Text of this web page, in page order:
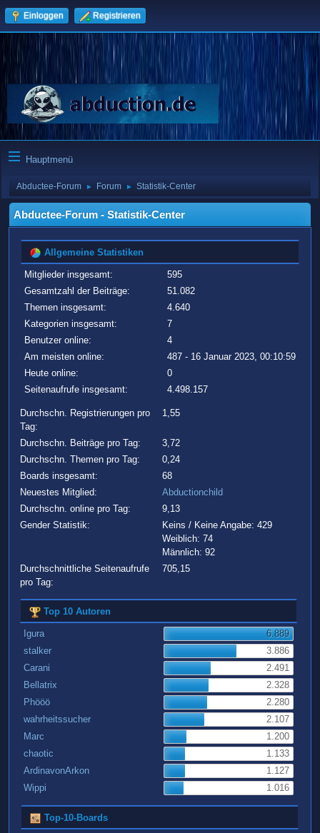
Einloggen Registrieren
Hauptmenü
Abductee-Forum ► Forum ► Statistik-Center
Abductee-Forum - Statistik-Center
Allgemeine Statistiken
Mitglieder insgesamt:
595
Gesamtzahl der Beiträge:
51.082
Themen insgesamt:
4.640
Kategorien insgesamt:
7
Benutzer online:
4
Am meisten online:
487 - 16 Januar 2023, 00:10:59
Heute online:
0
Seitenaufrufe insgesamt:
4.498.157
Durchschn. Registrierungen pro
Tag:
1,55
Durchschn. Beiträge pro Tag:
3,72
Durchschn. Themen pro Tag:
0,24
Boards insgesamt:
68
Neuestes Mitglied:
Abductionchild
Durchschn. online pro Tag:
9,13
Gender Statistik:
Keins / Keine Angabe: 429
Weiblich: 74
Männlich: 92
Durchschnittliche Seitenaufrufe
pro Tag:
705,15
Top 10 Autoren
Igura
6.889
stalker
3.886
Carani
2.491
Bellatrix
2.328
Phööö
2.280
wahrheitssucher
2.107
Marc
1.200
chaotic
1.133
ArdinavonArkon
1.127
Wippi
1.016
Top-10-Boards